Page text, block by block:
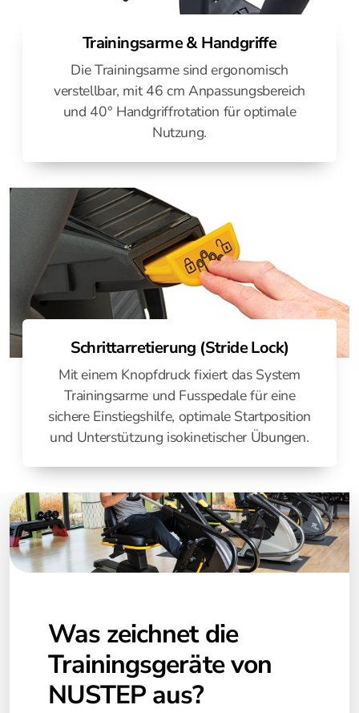
Trainingsarme & Handgriffe
Die Trainingsarme sind ergonomisch
verstellbar, mit 46 cm Anpassungsbereich
und 40° Handgriffrotation für optimale
Nutzung.
Schrittarretierung (Stride Lock)
Mit einem Knopfdruck fixiert das System
Trainingsarme und Fusspedale für eine
sichere Einstiegshilfe, optimale Startposition
und Unterstützung isokinetischer Übungen.
Was zeichnet die
Trainingsgeräte von
NUSTEP aus?